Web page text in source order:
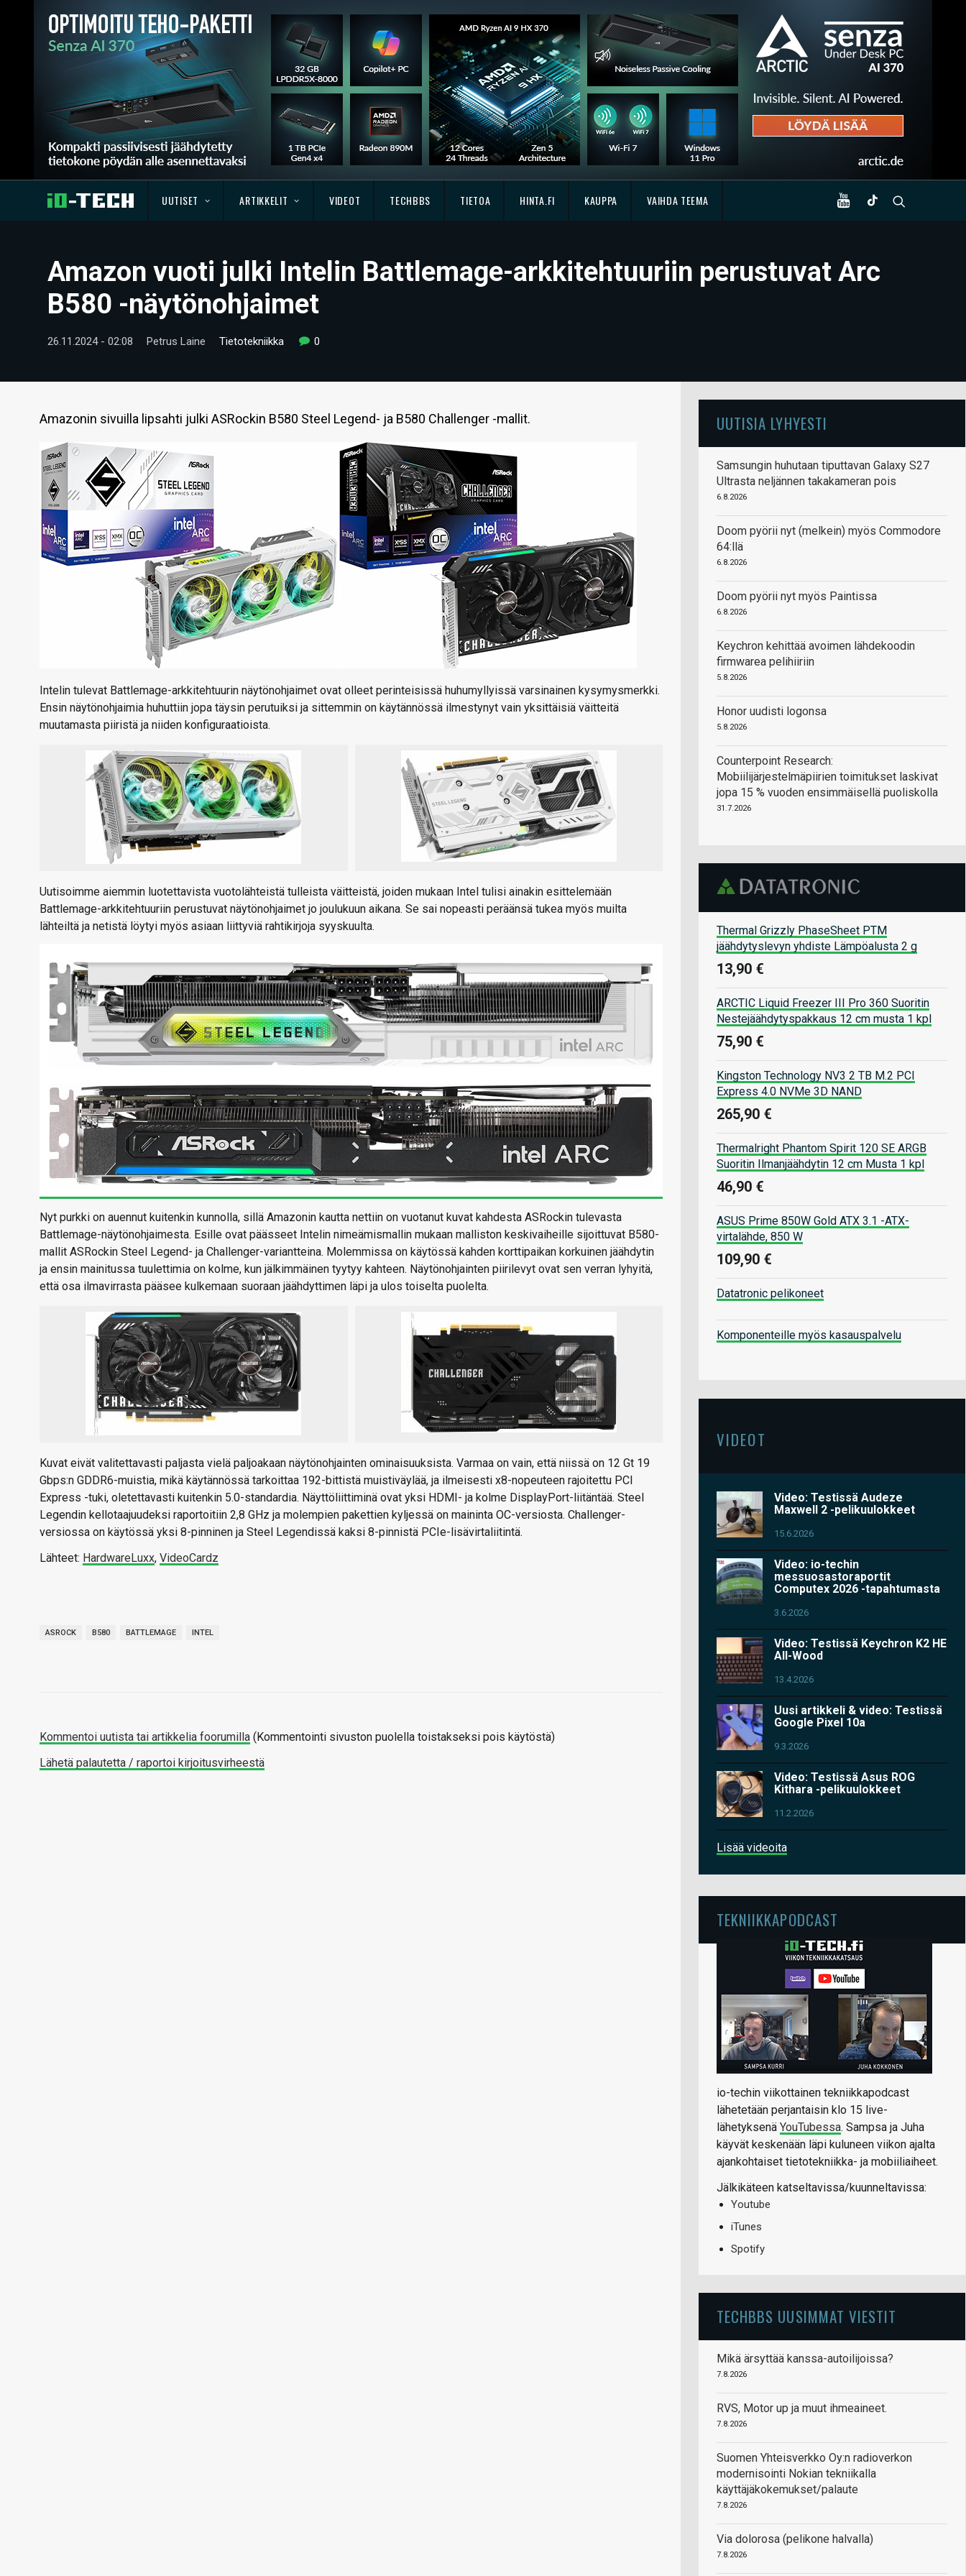
UUTISET ARTIKKELIT VIDEOT TECHBBS TIETOA HINTA.FI KAUPPA VAIHDA TEEMA
Amazon vuoti julki Intelin Battlemage-arkkitehtuuriin perustuvat Arc
B580 -näytönohjaimet
26.11.2024 - 02:08 Petrus Laine Tietotekniikka 0
Amazonin sivuilla lipsahti julki ASRockin B580 Steel Legend- ja B580 Challenger -mallit.
Intelin tulevat Battlemage-arkkitehtuurin näytönohjaimet ovat olleet perinteisissä huhumyllyissä varsinainen kysymysmerkki.
Ensin näytönohjaimia huhuttiin jopa täysin perutuiksi ja sittemmin on käytännössä ilmestynyt vain yksittäisiä väitteitä
muutamasta piiristä ja niiden konfiguraatioista.
Uutisoimme aiemmin luotettavista vuotolähteistä tulleista väitteistä, joiden mukaan Intel tulisi ainakin esittelemään
Battlemage-arkkitehtuuriin perustuvat näytönohjaimet jo joulukuun aikana. Se sai nopeasti peräänsä tukea myös muilta
lähteiltä ja netistä löytyi myös asiaan liittyviä rahtikirjoja syyskuulta.
Nyt purkki on auennut kuitenkin kunnolla, sillä Amazonin kautta nettiin on vuotanut kuvat kahdesta ASRockin tulevasta
Battlemage-näytönohjaimesta. Esille ovat päässeet Intelin nimeämismallin mukaan malliston keskivaiheille sijoittuvat B580-
mallit ASRockin Steel Legend- ja Challenger-variantteina. Molemmissa on käytössä kahden korttipaikan korkuinen jäähdytin
ja ensin mainitussa tuulettimia on kolme, kun jälkimmäinen tyytyy kahteen. Näytönohjainten piirilevyt ovat sen verran lyhyitä,
että osa ilmavirrasta pääsee kulkemaan suoraan jäähdyttimen läpi ja ulos toiselta puolelta.
Kuvat eivät valitettavasti paljasta vielä paljoakaan näytönohjainten ominaisuuksista. Varmaa on vain, että niissä on 12 Gt 19
Gbps:n GDDR6-muistia, mikä käytännössä tarkoittaa 192-bittistä muistiväylää, ja ilmeisesti x8-nopeuteen rajoitettu PCI
Express -tuki, oletettavasti kuitenkin 5.0-standardia. Näyttöliittiminä ovat yksi HDMI- ja kolme DisplayPort-liitäntää. Steel
Legendin kellotaajuudeksi raportoitiin 2,8 GHz ja molempien pakettien kyljessä on maininta OC-versiosta. Challenger-
versiossa on käytössä yksi 8-pinninen ja Steel Legendissä kaksi 8-pinnistä PCIe-lisävirtaliitintä.
Lähteet: HardwareLuxx, VideoCardz
ASROCK B580 BATTLEMAGE INTEL
Kommentoi uutista tai artikkelia foorumilla (Kommentointi sivuston puolella toistakseksi pois käytöstä)
Lähetä palautetta / raportoi kirjoitusvirheestä
UUTISIA LYHYESTI
Samsungin huhutaan tiputtavan Galaxy S27
Ultrasta neljännen takakameran pois
6.8.2026
Doom pyörii nyt (melkein) myös Commodore
64:llä
6.8.2026
Doom pyörii nyt myös Paintissa
6.8.2026
Keychron kehittää avoimen lähdekoodin
firmwarea pelihiiriin
5.8.2026
Honor uudisti logonsa
5.8.2026
Counterpoint Research:
Mobiilijärjestelmäpiirien toimitukset laskivat
jopa 15 % vuoden ensimmäisellä puoliskolla
31.7.2026
Thermal Grizzly PhaseSheet PTM
jäähdytyslevyn yhdiste Lämpöalusta 2 g
13,90 €
ARCTIC Liquid Freezer III Pro 360 Suoritin
Nestejäähdytyspakkaus 12 cm musta 1 kpl
75,90 €
Kingston Technology NV3 2 TB M.2 PCI
Express 4.0 NVMe 3D NAND
265,90 €
Thermalright Phantom Spirit 120 SE ARGB
Suoritin Ilmanjäähdytin 12 cm Musta 1 kpl
46,90 €
ASUS Prime 850W Gold ATX 3.1 -ATX-
virtalähde, 850 W
109,90 €
Datatronic pelikoneet
Komponenteille myös kasauspalvelu
VIDEOT
Video: Testissä Audeze
Maxwell 2 -pelikuulokkeet
15.6.2026
Video: io-techin
messuosastoraportit
Computex 2026 -tapahtumasta
3.6.2026
Video: Testissä Keychron K2 HE
All-Wood
13.4.2026
Uusi artikkeli & video: Testissä
Google Pixel 10a
9.3.2026
Video: Testissä Asus ROG
Kithara -pelikuulokkeet
11.2.2026
Lisää videoita
TEKNIIKKAPODCAST
io-techin viikottainen tekniikkapodcast
lähetetään perjantaisin klo 15 live-
lähetyksenä YouTubessa. Sampsa ja Juha
käyvät keskenään läpi kuluneen viikon ajalta
ajankohtaiset tietotekniikka- ja mobiiliaiheet.
Jälkikäteen katseltavissa/kuunneltavissa:
Youtube
iTunes
Spotify
TECHBBS UUSIMMAT VIESTIT
Mikä ärsyttää kanssa-autoilijoissa?
7.8.2026
RVS, Motor up ja muut ihmeaineet.
7.8.2026
Suomen Yhteisverkko Oy:n radioverkon
modernisointi Nokian tekniikalla
käyttäjäkokemukset/palaute
7.8.2026
Via dolorosa (pelikone halvalla)
7.8.2026